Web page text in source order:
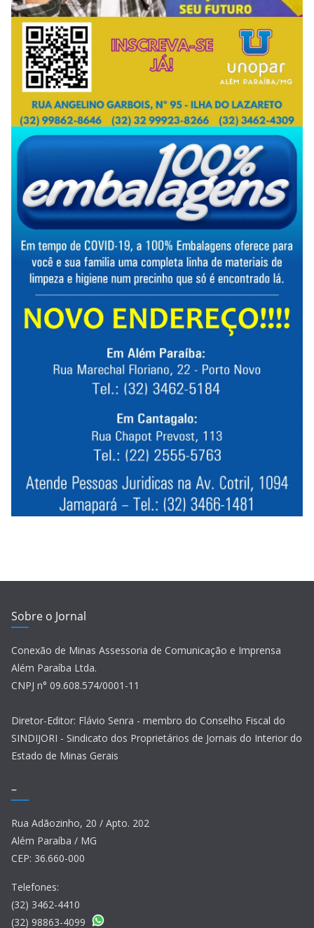
Sobre o Jornal
Conexão de Minas Assessoria de Comunicação e Imprensa
Além Paraíba Ltda.
CNPJ n° 09.608.574/0001-11
Diretor-Editor: Flávio Senra - membro do Conselho Fiscal do
SINDIJORI - Sindicato dos Proprietários de Jornais do Interior do
Estado de Minas Gerais
–
Rua Adãozinho, 20 / Apto. 202
Além Paraíba / MG
CEP: 36.660-000
Telefones:
(32) 3462-4410
(32) 98863-4099